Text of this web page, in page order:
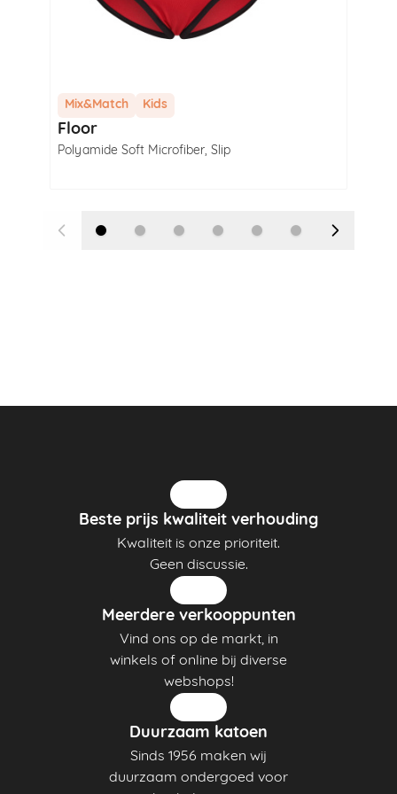
Mix&Match Kids
Floor
Polyamide Soft Microfiber, Slip
Beste prijs kwaliteit verhouding
Kwaliteit is onze prioriteit.
Geen discussie.
Meerdere verkooppunten
Vind ons op de markt, in
winkels of online bij diverse
webshops!
Duurzaam katoen
Sinds 1956 maken wij
duurzaam ondergoed voor